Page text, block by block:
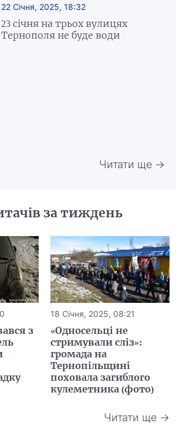
22 Січня, 2025, 18:32
23 січня на трьох вулицях
Тернополя не буде води
Читати ще →
за тиждень
з
18 Січня, 2025, 08:21
«Односельці не
стримували сліз»:
громада на
Тернопільщині
поховала загиблого
кулеметника (фото)
Читати ще →